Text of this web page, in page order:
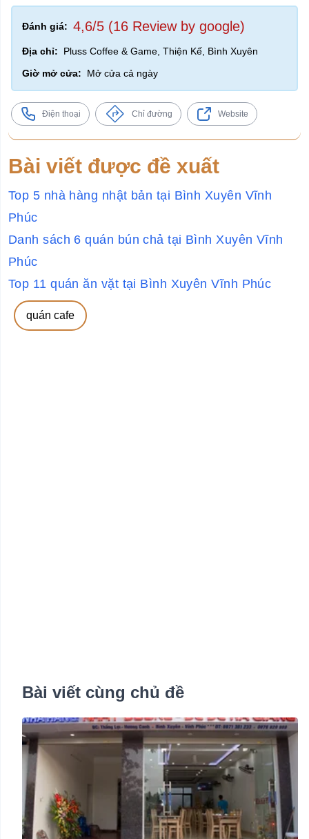
Đánh giá: 4,6/5 (16 Review by google)
Địa chỉ:
Pluss Coffee & Game, Thiện Kế, Bình Xuyên
Giờ mở cửa:
Mở cửa cả ngày
Điện thoại Chỉ đường Website
Bài viết được đề xuất
Top 5 nhà hàng nhật bản tại Bình Xuyên Vĩnh
Phúc
Danh sách 6 quán bún chả tại Bình Xuyên Vĩnh
Phúc
Top 11 quán ăn vặt tại Bình Xuyên Vĩnh Phúc
quán cafe
Bài viết cùng chủ đề